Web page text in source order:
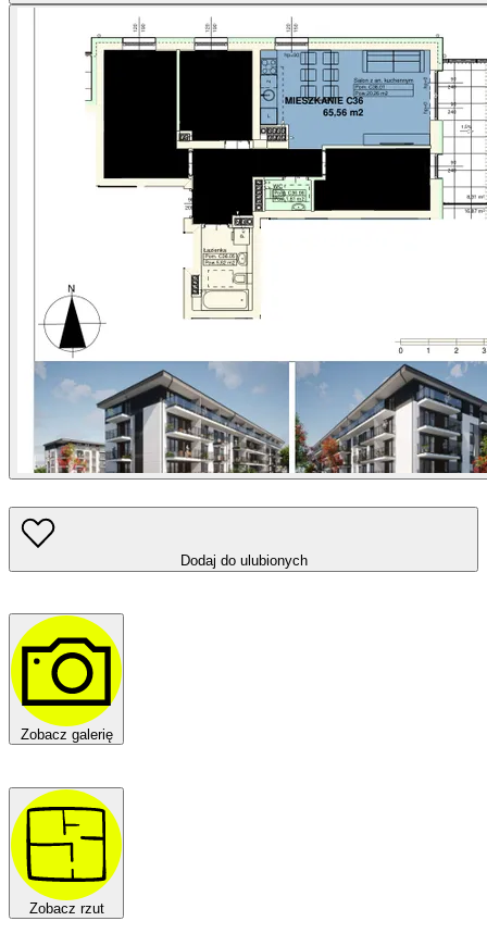
Dodaj do ulubionych
Zobacz galerię
Zobacz rzut